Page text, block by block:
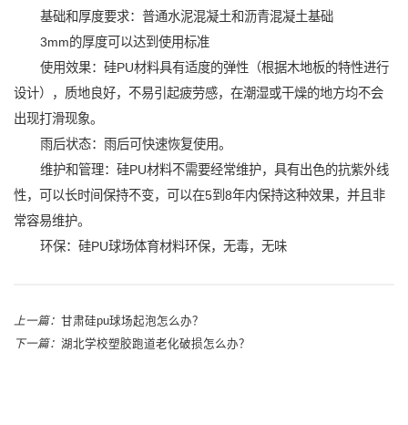
基础和厚度要求：普通水泥混凝土和沥青混凝土基础
3mm的厚度可以达到使用标准
使用效果：硅PU材料具有适度的弹性（根据木地板的特性进行
设计），质地良好，不易引起疲劳感，在潮湿或干燥的地方均不会
出现打滑现象。
雨后状态：雨后可快速恢复使用。
维护和管理：硅PU材料不需要经常维护，具有出色的抗紫外线
性，可以长时间保持不变，可以在5到8年内保持这种效果，并且非
常容易维护。
环保：硅PU球场体育材料环保，无毒，无味
上一篇： 甘肃硅pu球场起泡怎么办？
下一篇： 湖北学校塑胶跑道老化破损怎么办？